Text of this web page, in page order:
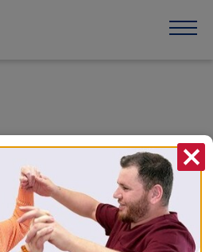
nächste News
zur Übersicht
X